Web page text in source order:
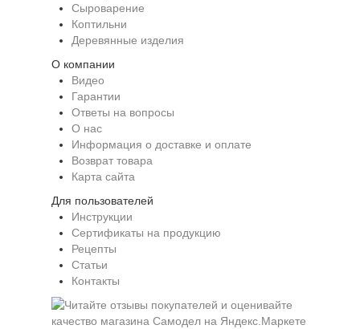
Сыроварение
Коптильни
Деревянные изделия
О компании
Видео
Гарантии
Ответы на вопросы
О нас
Информация о доставке и оплате
Возврат товара
Карта сайта
Для пользователей
Инструкции
Сертификаты на продукцию
Рецепты
Статьи
Контакты